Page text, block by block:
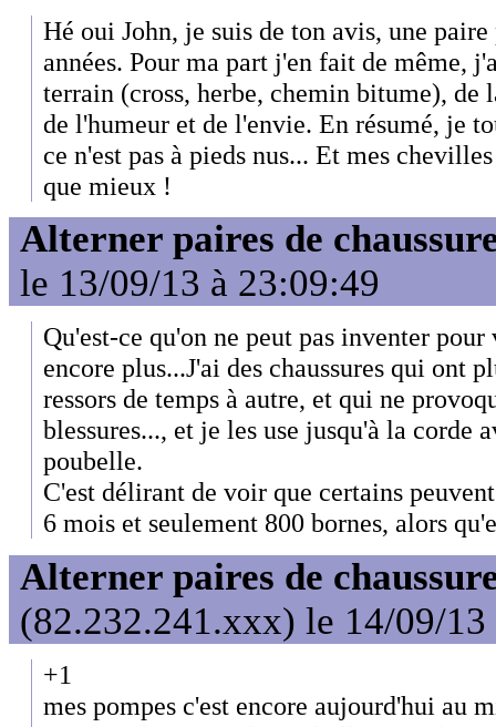
Hé oui John, je suis de ton avis, une
années. Pour ma part j'en fait de même,
terrain (cross, herbe, chemin bitume), de
de l'humeur et de l'envie. En résumé, je
ce n'est pas à pieds nus... Et mes
que mieux !
Alterner paires de
le 13/09/13 à 23:09:49
Qu'est-ce qu'on ne peut pas inventer
encore plus...J'ai des chaussures qui ont
ressors de temps à autre, et qui ne
blessures..., et je les use jusqu'à la corde
poubelle.
C'est délirant de voir que certains
6 mois et seulement 800 bornes, alors
Alterner paires de
(82.232.241.xxx) le 14/09/13
+1
mes pompes c'est encore aujourd'hui au